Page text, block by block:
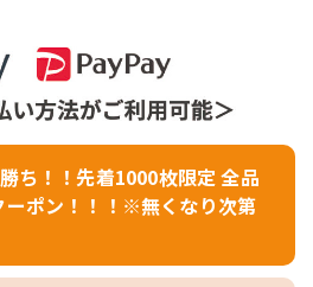
ち！！先着1000枚限定 全品
ーポン！！！※無くなり次第